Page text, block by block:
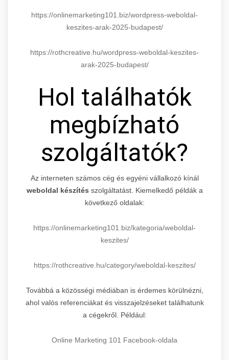
https://onlinemarketing101.biz/wordpress-weboldal-
keszites-arak-2025-budapest/
https://rothcreative.hu/wordpress-weboldal-keszites-
arak-2025-budapest/
Hol találhatók
megbízható
szolgáltatók?
Az interneten számos cég és egyéni vállalkozó kínál
weboldal készítés szolgáltatást. Kiemelkedő példák a
következő oldalak:
https://onlinemarketing101.biz/kategoria/weboldal-
keszites/
https://rothcreative.hu/category/weboldal-keszites/
Továbbá a közösségi médiában is érdemes körülnézni,
ahol valós referenciákat és visszajelzéseket találhatunk
a cégekről. Például:
Online Marketing 101 Facebook-oldala